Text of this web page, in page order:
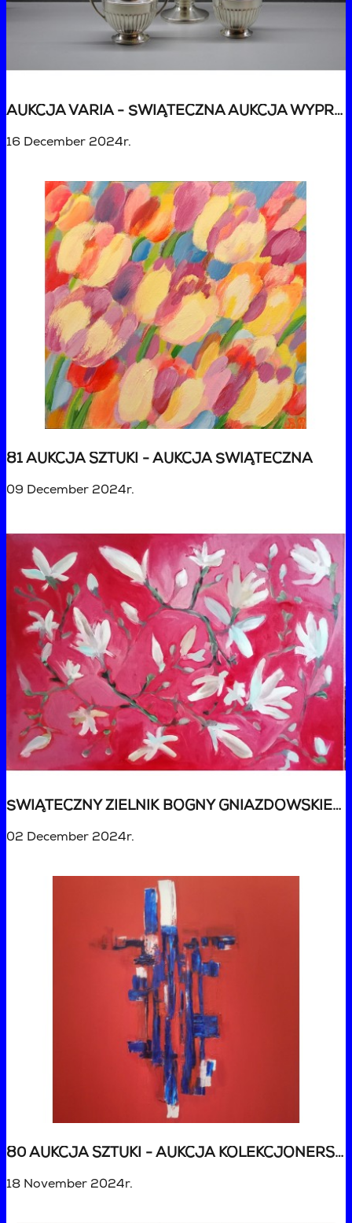
AUKCJA VARIA - ŚWIĄTECZNA AUKCJA WYPRZEDAŻOWA
16 December 2024r.
81 AUKCJA SZTUKI - AUKCJA ŚWIĄTECZNA
09 December 2024r.
ŚWIĄTECZNY ZIELNIK BOGNY GNIAZDOWSKIEJ - AUKCJA DLA BOGNY GNIAZDOWSKIEJ
02 December 2024r.
80 AUKCJA SZTUKI - AUKCJA KOLEKCJONERSKA
18 November 2024r.